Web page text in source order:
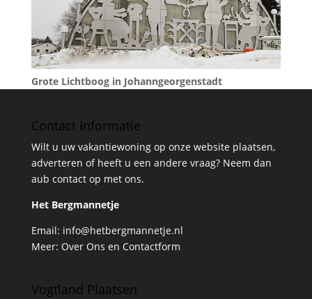
Grote Lichtboog in Johanngeorgenstadt
Contact Informatie
Wilt u uw vakantiewoning op onze website plaatsen,
adverteren of heeft u een andere vraag? Neem dan
aub contact op met ons.
Het Bergmannetje
Email: info@hetbergmannetje.nl
Meer: Over Ons en Contactform
Vogtland Plaatsen